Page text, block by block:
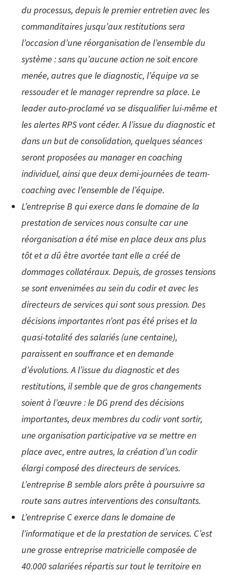
du processus, depuis le premier entretien avec les
commanditaires jusqu’aux restitutions sera
l’occasion d’une réorganisation de l’ensemble du
système : sans qu’aucune action ne soit encore
menée, autres que le diagnostic, l’équipe va se
ressouder et le manager reprendre sa place. Le
leader auto-proclamé va se disqualifier lui-même et
les alertes RPS vont céder. A l’issue du diagnostic et
dans un but de consolidation, quelques séances
seront proposées au manager en coaching
individuel, ainsi que deux demi-journées de team-
coaching avec l’ensemble de l’équipe.
L’entreprise B qui exerce dans le domaine de la
prestation de services nous consulte car une
réorganisation a été mise en place deux ans plus
tôt et a dû être avortée tant elle a créé de
dommages collatéraux. Depuis, de grosses tensions
se sont envenimées au sein du codir et avec les
directeurs de services qui sont sous pression. Des
décisions importantes n’ont pas été prises et la
quasi-totalité des salariés (une centaine),
paraissent en souffrance et en demande
d’évolutions. A l’issue du diagnostic et des
restitutions, il semble que de gros changements
soient à l’œuvre : le DG prend des décisions
importantes, deux membres du codir vont sortir,
une organisation participative va se mettre en
place avec, entre autres, la création d’un codir
élargi composé des directeurs de services.
L’entreprise B semble alors prête à poursuivre sa
route sans autres interventions des consultants.
L’entreprise C exerce dans le domaine de
l’informatique et de la prestation de services. C’est
une grosse entreprise matricielle composée de
40.000 salariées répartis sur tout le territoire en